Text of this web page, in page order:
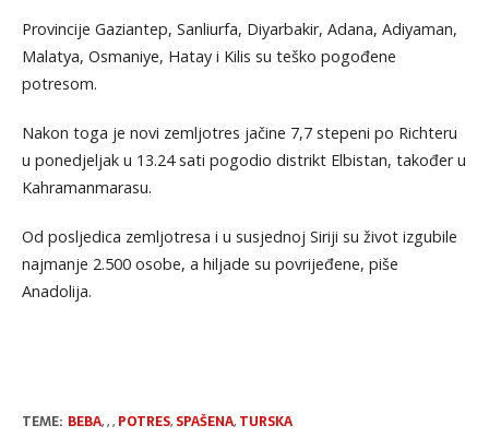
Provincije Gaziantep, Sanliurfa, Diyarbakir, Adana, Adiyaman,
Malatya, Osmaniye, Hatay i Kilis su teško pogođene
potresom.
Nakon toga je novi zemljotres jačine 7,7 stepeni po Richteru
u ponedjeljak u 13.24 sati pogodio distrikt Elbistan, također u
Kahramanmarasu.
Od posljedica zemljotresa i u susjednoj Siriji su život izgubile
najmanje 2.500 osobe, a hiljade su povrijeđene, piše
Anadolija.
TEME: BEBA,,, POTRES, SPAŠENA, TURSKA